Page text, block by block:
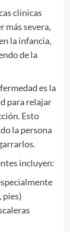
clínicas
más severa,
la infancia,
de la
es la
para relajar
Esto
la persona
incluyen:
pies)